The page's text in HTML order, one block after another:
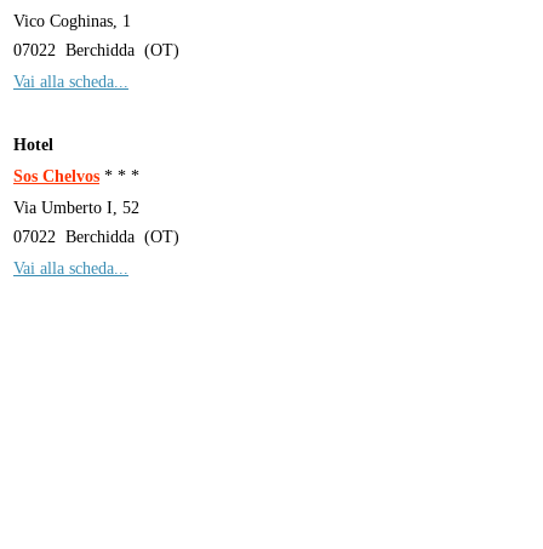
Vico Coghinas, 1
07022 Berchidda (OT)
Vai alla scheda...
Hotel
Sos Chelvos * * *
Via Umberto I, 52
07022 Berchidda (OT)
Vai alla scheda...